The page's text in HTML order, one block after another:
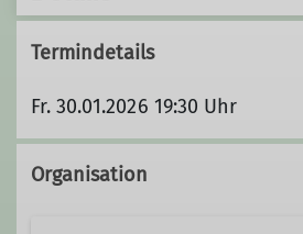
Termindetails
Fr. 30.01.2026 19:30 Uhr
Organisation